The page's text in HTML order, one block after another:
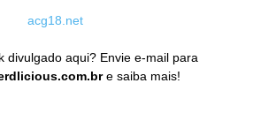
acg18.net
divulgado aqui? Envie e-mail para
e saiba mais!